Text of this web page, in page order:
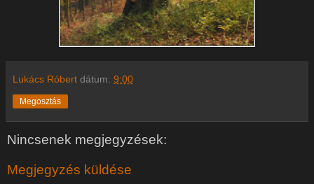
Lukács Róbert dátum: 9:00
Megosztás
Nincsenek megjegyzések:
Megjegyzés küldése